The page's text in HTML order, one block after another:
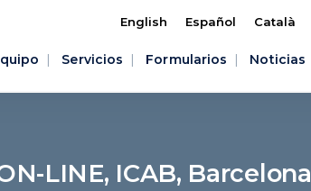
English Español Català
Servicios Formularios Noticias
LINE, ICAB, Barcelona